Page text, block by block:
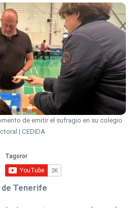
de emitir el sufragio en su colegio
| CEDIDA
de Tenerife